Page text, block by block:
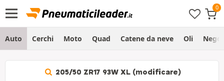
Auto Cerchi Moto Quad Catene da neve Oli
205/50 ZR17 93W XL (modificare)